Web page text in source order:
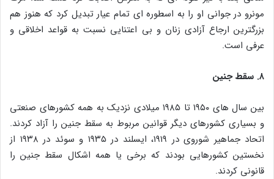
مونرو در جوانی او را به اسطوره‌ ای تمام عیار تبدیل کرد که هنوز هم
بزرگترین ارجاع آزادی زنان و بی‌ اعتنایی نسبت به قواعد اخلاقی و
عرفی است.
۸. سقط جنین
بین سال‌ های ۱۹۵۰ تا ۱۹۸۵ میلادی نزدیک به همه کشورهای صنعتی
و بسیاری کشورهای دیگر قوانین مربوط به سقط جنین را آزاد کردند.
اتحاد جماهیر شوروی در ۱۹۱۹، ایسلند در ۱۹۳۵ و سوئد در ۱۹۳۸ از
نخستین کشورهایی بودند که برخی یا همه اشکال سقط جنین را
قانونی کردند.